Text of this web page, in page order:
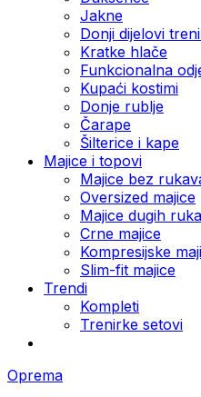
Jakne
Donji dijelovi
Kratke hlače
Funkcionalna
Kupaći kostimi
Donje rublje
Čarape
Šilterice i kape
Majice i topovi
Majice bez
Oversized majice
Majice dugih
Crne majice
Kompresijske
Slim-fit majice
Trendi
Kompleti
Trenirke setovi
Oprema